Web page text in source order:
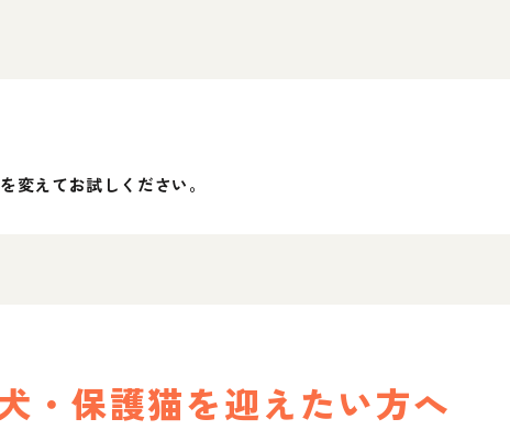
変えてお試しください。
・保護猫を迎えたい方へ